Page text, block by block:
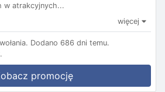
w atrakcyjnych...
więcej
Dodano 686 dni temu.
promocję